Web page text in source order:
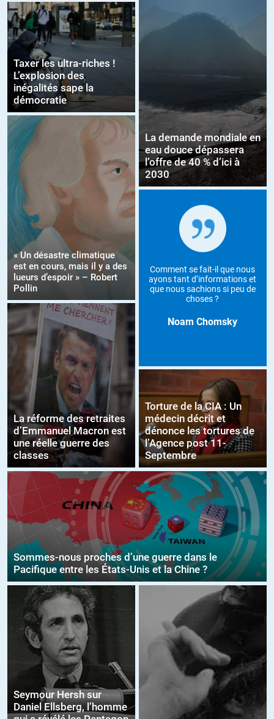
Taxer les ultra-riches !
L’explosion des
inégalités sape la
démocratie
« Un désastre climatique
est en cours, mais il y a des
lueurs d’espoir » – Robert
Pollin
La réforme des retraites
d’Emmanuel Macron est
une réelle guerre des
classes
La demande mondiale en
eau douce dépassera
l’offre de 40 % d’ici à
2030
Comment se fait-il que nous
ayons tant d’informations et
que nous sachions si peu de
choses ?
Noam Chomsky
Torture de la CIA : Un
médecin décrit et
dénonce les tortures de
l’Agence post 11-
Septembre
Sommes-nous proches d’une guerre dans le
Pacifique entre les États-Unis et la Chine ?
Seymour Hersh sur
Daniel Ellsberg, l’homme